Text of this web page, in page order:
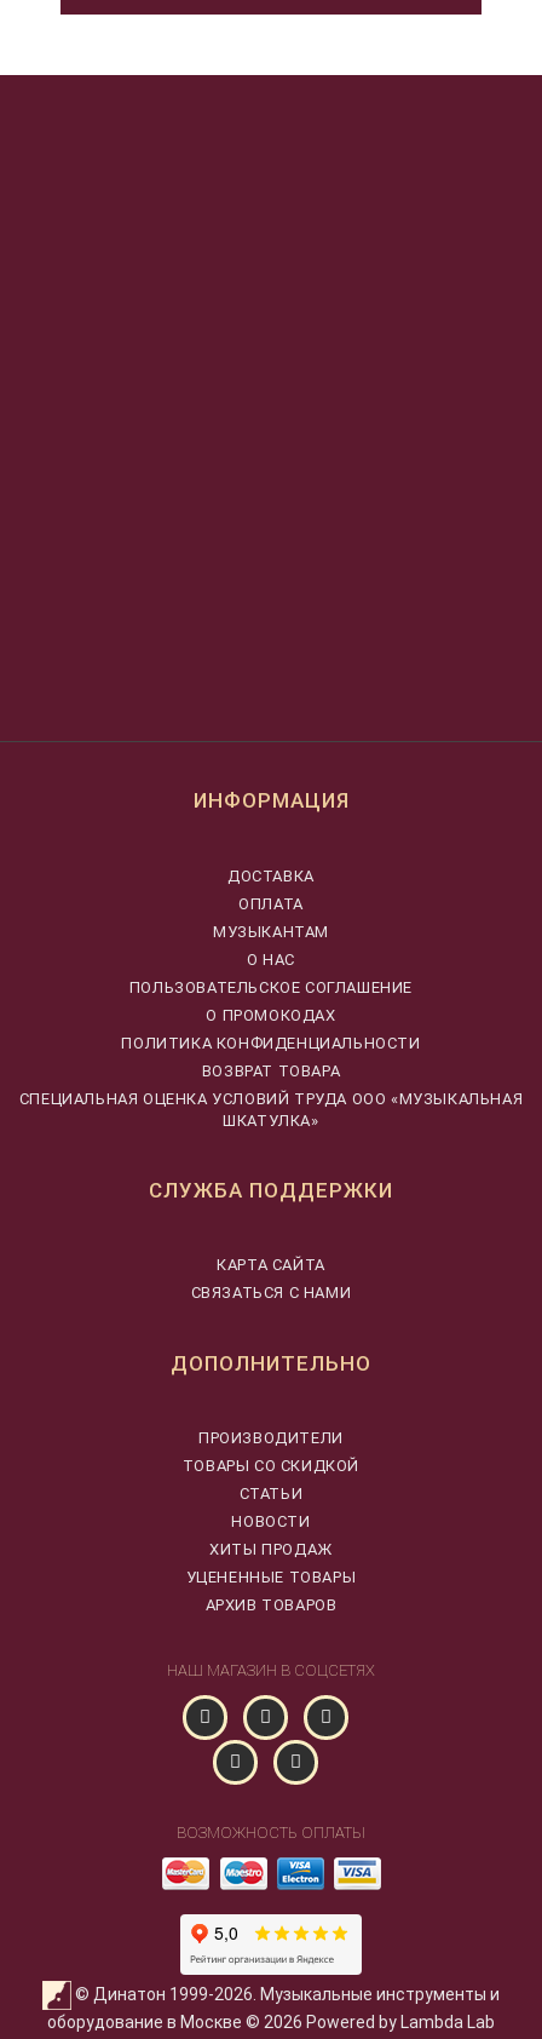
ИНФОРМАЦИЯ
ДОСТАВКА
ОПЛАТА
МУЗЫКАНТАМ
О НАС
ПОЛЬЗОВАТЕЛЬСКОЕ СОГЛАШЕНИЕ
О ПРОМОКОДАХ
ПОЛИТИКА КОНФИДЕНЦИАЛЬНОСТИ
ВОЗВРАТ ТОВАРА
CПЕЦИАЛЬНАЯ ОЦЕНКА УСЛОВИЙ ТРУДА ООО «МУЗЫКАЛЬНАЯ
ШКАТУЛКА»
СЛУЖБА ПОДДЕРЖКИ
КАРТА САЙТА
СВЯЗАТЬСЯ С НАМИ
ДОПОЛНИТЕЛЬНО
ПРОИЗВОДИТЕЛИ
ТОВАРЫ СО СКИДКОЙ
СТАТЬИ
НОВОСТИ
ХИТЫ ПРОДАЖ
УЦЕНЕННЫЕ ТОВАРЫ
АРХИВ ТОВАРОВ
НАШ МАГАЗИН В СОЦСЕТЯХ
ВОЗМОЖНОСТЬ ОПЛАТЫ
© Динатон 1999-2026. Музыкальные инструменты и
оборудование в Москве © 2026 Powered by Lambda Lab